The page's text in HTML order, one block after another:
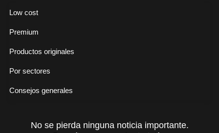
Low cost
Premium
Productos originales
Por sectores
Consejos generales
No se pierda ninguna noticia importante.